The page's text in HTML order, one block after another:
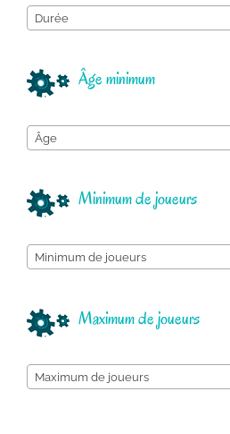
Durée
Âge minimum
Âge
Minimum de joueurs
Minimum de joueurs
Maximum de joueurs
Maximum de joueurs